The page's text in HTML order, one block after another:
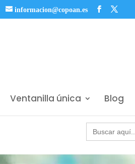
informacion@copoan.es
Ventanilla única Blog
Buscar: